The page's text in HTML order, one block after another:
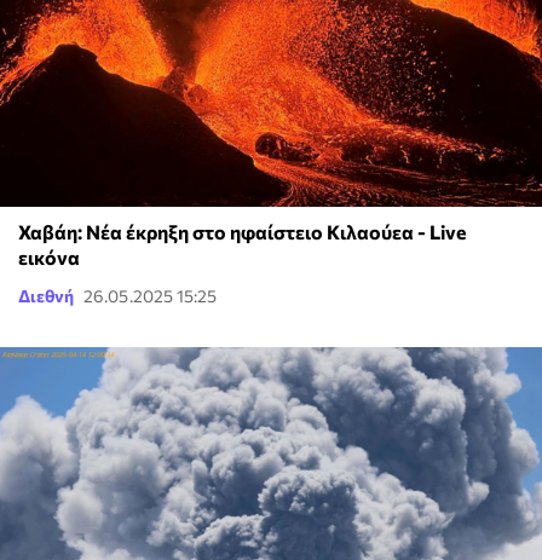
Χαβάη: Νέα έκρηξη στο ηφαίστειο Κιλαούεα - Live
εικόνα
Διεθνή 26.05.2025 15:25